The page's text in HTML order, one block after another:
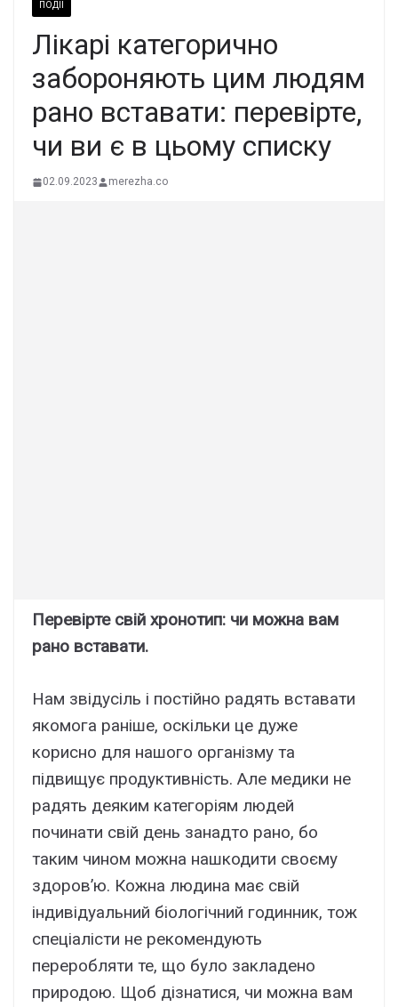
ПОДІЇ
Лікарі категорично
забороняють цим людям
рано вставати: перевірте,
чи ви є в цьому списку
02.09.2023 merezha.co
Перевірте свій хронотип: чи можна вам
рано вставати.
Нам звідусіль і постійно радять вставати
якомога раніше, оскільки це дуже
корисно для нашого організму та
підвищує продуктивність. Але медики не
радять деяким категоріям людей
починати свій день занадто рано, бо
таким чином можна нашкодити своєму
здоров’ю. Кожна людина має свій
індивідуальний біологічний годинник, тож
спеціалісти не рекомендують
переробляти те, що було закладено
природою. Щоб дізнатися, чи можна вам